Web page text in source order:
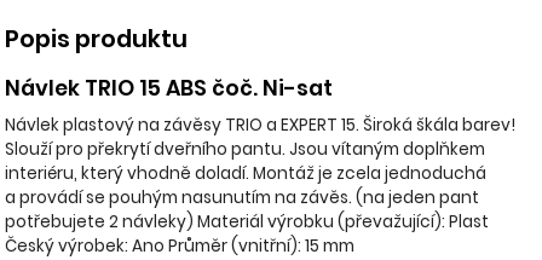
Popis produktu
Návlek TRIO 15 ABS čoč. Ni-sat
Návlek plastový na závěsy TRIO a EXPERT 15. Široká škála barev!
Slouží pro překrytí dveřního pantu. Jsou vítaným doplňkem
interiéru, který vhodně doladí. Montáž je zcela jednoduchá
a provádí se pouhým nasunutím na závěs. (na jeden pant
potřebujete 2 návleky) Materiál výrobku (převažující): Plast
Český výrobek: Ano Průměr (vnitřní): 15 mm